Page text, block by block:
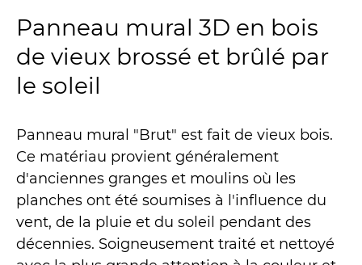
Panneau mural 3D en bois
de vieux brossé et brûlé par
le soleil
Panneau mural "Brut" est fait de vieux bois.
Ce matériau provient généralement
d'anciennes granges et moulins où les
planches ont été soumises à l'influence du
vent, de la pluie et du soleil pendant des
décennies. Soigneusement traité et nettoyé